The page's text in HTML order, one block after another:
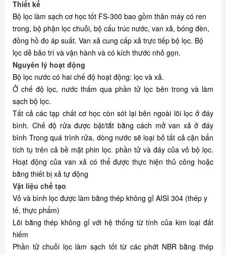
Thiết kế
Bộ lọc làm sạch cơ học tốt FS-300 bao gồm thân máy có ren
trong, bộ phận lọc chuỗi, bộ cấu trúc nước, van xả, bóng đèn,
đồng hồ đo áp suất. Van xả cung cấp xả trực tiếp bộ lọc. Bộ
lọc dễ bảo trì và vận hành và có kích thước nhỏ gọn.
Nguyên lý hoạt động
Bộ lọc nước có hai chế độ hoạt động: lọc và xả.
Ở chế độ lọc, nước thấm qua phần tử lọc bên trong và làm
sạch bộ lọc.
Tất cả các tạp chất cơ học còn sót lại bên ngoài lõi lọc ở đáy
bình. Chế độ rửa được bật/tắt bằng cách mở van xả ở đáy
bình Trong quá trình rửa, dòng nước sẽ loại bỏ tất cả cặn bẩn
tích tụ trên cả bề mặt phin lọc. phần tử và đáy của vỏ bộ lọc.
Hoạt động của van xả có thể được thực hiện thủ công hoặc
bằng thiết bị xả tự động
Vật liệu chế tạo
Vỏ và bình lọc được làm bằng thép không gỉ AISI 304 (thép y
tế, thực phẩm)
Lõi bằng thép không gỉ với hệ thống từ tính của kim loại đất
hiếm
Phần tử chuỗi lọc làm sạch tốt từ các phớt NBR bằng thép